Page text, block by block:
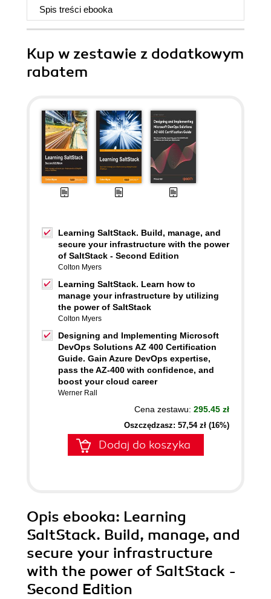
Spis treści ebooka
Kup w zestawie z dodatkowym
rabatem
Learning SaltStack. Build, manage, and
secure your infrastructure with the power
of SaltStack - Second Edition
Colton Myers
Learning SaltStack. Learn how to
manage your infrastructure by utilizing
the power of SaltStack
Colton Myers
Designing and Implementing Microsoft
DevOps Solutions AZ 400 Certification
Guide. Gain Azure DevOps expertise,
pass the AZ-400 with confidence, and
boost your cloud career
Werner Rall
Cena zestawu: 295.45 zł
Oszczędzasz: 57,54 zł (16%)
Dodaj do koszyka
Opis ebooka: Learning
SaltStack. Build, manage, and
secure your infrastructure
with the power of SaltStack -
Second Edition